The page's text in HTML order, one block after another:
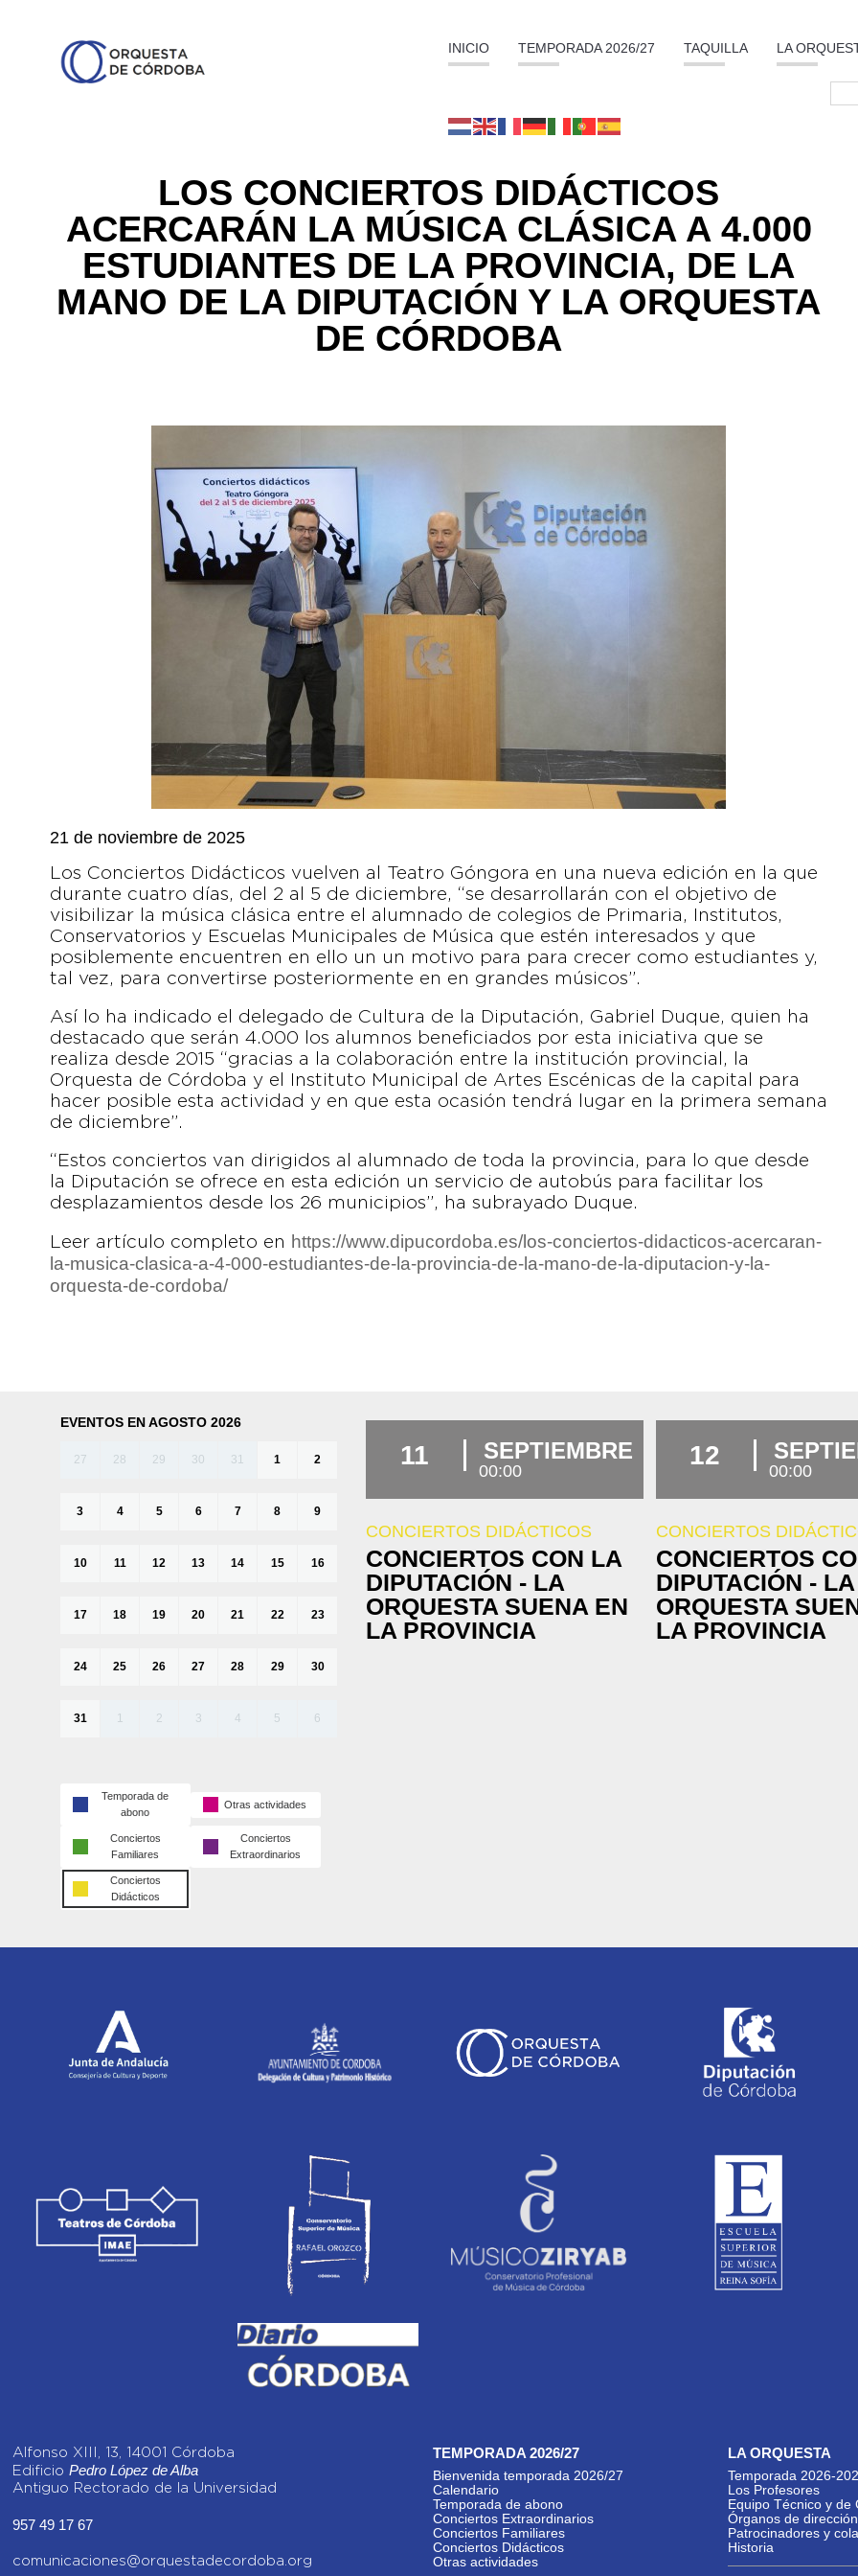
INICIO TEMPORADA 2026/27 TAQUILLA LA
LOS CONCIERTOS DIDÁCTICOS
ACERCARÁN LA MÚSICA CLÁSICA A 4.000
ESTUDIANTES DE LA PROVINCIA, DE LA
MANO DE LA DIPUTACIÓN Y LA ORQUESTA
DE CÓRDOBA
21 de noviembre de 2025
Los Conciertos Didácticos vuelven al Teatro Góngora en una nueva edición en la que
durante cuatro días, del 2 al 5 de diciembre, “se desarrollarán con el objetivo de
visibilizar la música clásica entre el alumnado de colegios de Primaria, Institutos,
Conservatorios y Escuelas Municipales de Música que estén interesados y que
posiblemente encuentren en ello un un motivo para para crecer como estudiantes y,
tal vez, para convertirse posteriormente en en grandes músicos”.
Así lo ha indicado el delegado de Cultura de la Diputación, Gabriel Duque, quien ha
destacado que serán 4.000 los alumnos beneficiados por esta iniciativa que se
realiza desde 2015 “gracias a la colaboración entre la institución provincial, la
Orquesta de Córdoba y el Instituto Municipal de Artes Escénicas de la capital para
hacer posible esta actividad y en que esta ocasión tendrá lugar en la primera semana
de diciembre”.
“Estos conciertos van dirigidos al alumnado de toda la provincia, para lo que desde
la Diputación se ofrece en esta edición un servicio de autobús para facilitar los
desplazamientos desde los 26 municipios”, ha subrayado Duque.
Leer artículo completo en
https://www.dipucordoba.es/los-conciertos-didacticos-acercaran-
la-musica-clasica-a-4-000-estudiantes-de-la-provincia-de-la-mano-de-la-diputacion-y-la-
orquesta-de-cordoba/
EVENTOS EN AGOSTO 2026
27 28 29 30 31 1 2
3 4 5 6 7 8 9
10 11 12 13 14 15 16
17 18 19 20 21 22 23
24 25 26 27 28 29 30
31 1 2 3 4 5 6
Temporada de
abono
Otras actividades
Conciertos
Familiares
Conciertos
Extraordinarios
Conciertos
Didácticos
11 SEPTIEMBRE
00:00
CONCIERTOS DIDÁCTICOS
CONCIERTOS CON LA
DIPUTACIÓN - LA
ORQUESTA SUENA EN
LA PROVINCIA
12
00:00
CONCIERTOS
CONCIERTOS
DIPUTACIÓN - LA
ORQUESTA
LA PROVINCIA
Alfonso XIII, 13, 14001 Córdoba
Edificio Pedro López de Alba
Antiguo Rectorado de la Universidad
957 49 17 67
comunicaciones@orquestadecordoba.org
TEMPORADA 2026/27
Bienvenida temporada 2026/27
Calendario
Temporada de abono
Conciertos Extraordinarios
Conciertos Familiares
Conciertos Didácticos
Otras actividades
LA ORQUESTA
Temporada 2026-
Los Profesores
Equipo Técnico y de
Órganos de dirección
Patrocinadores y
Historia